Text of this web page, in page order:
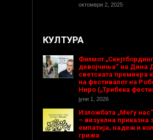
октомври 2, 2025
КУЛТУРА
Филмот
девојчиња“ на Дина
светската премиера
на фестивалот на
Ниро („Трибека
јуни 1, 2026
Изложбата „Меѓу
– визуелна приказна
емпатија, надеж и
грижа